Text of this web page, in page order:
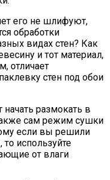
его не шлифуют,
обработки
видах стен? Как
и тот материал,
отличает
стен под обои
размокать в
сам режим сушки
если вы решили
используйте
от влаги